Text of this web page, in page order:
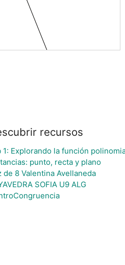
recursos
1: Explorando la función
punto, recta y plano
de 8 Valentina Avellaneda
SOFIA U9 ALG